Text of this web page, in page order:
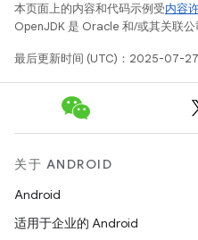
本页面上的内容和代码示例受内容
OpenJDK 是 Oracle 和/或其关联公
最后更新时间 (UTC)：2025-07-27
关于 ANDROID
Android
适用于企业的 Android